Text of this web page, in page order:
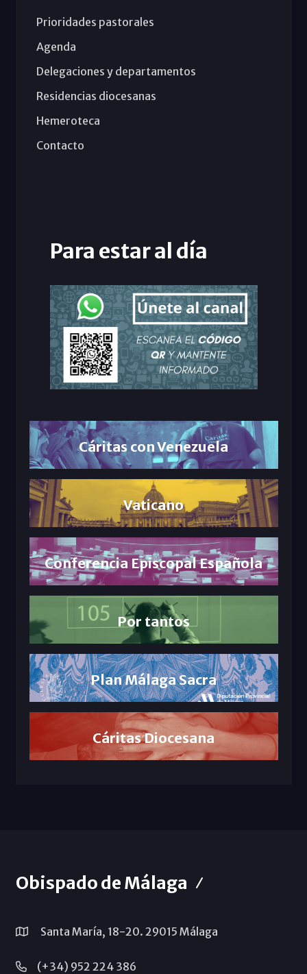
Prioridades pastorales
Agenda
Delegaciones y departamentos
Residencias diocesanas
Hemeroteca
Contacto
Para estar al día
Cáritas con Venezuela
Vaticano
Conferencia Episcopal Española
Por tantos
Plan Málaga Sacra
Cáritas Diocesana
Obispado de Málaga
Santa María, 18-20. 29015 Málaga
(+34) 952 224 386